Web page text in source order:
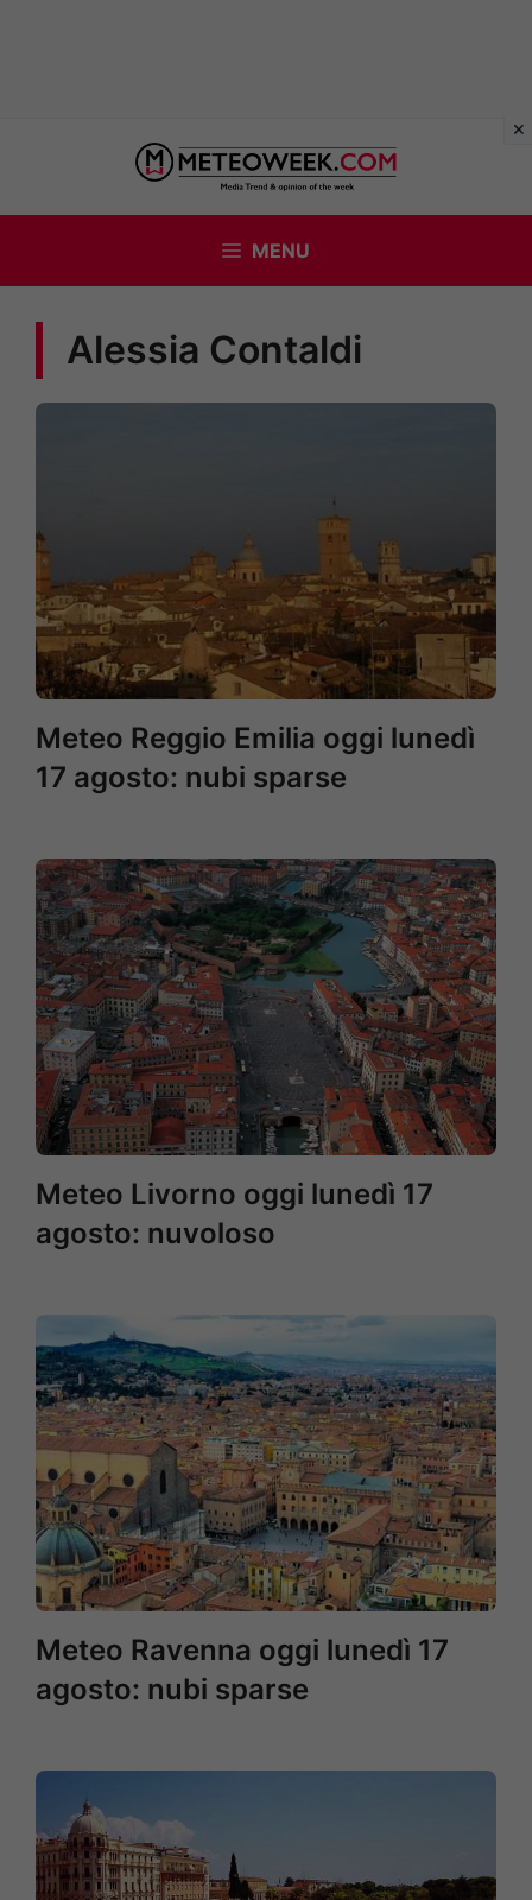
contenuto
MENU
Alessia Contaldi
Meteo Reggio Emilia oggi lunedì
17 agosto: nubi sparse
Meteo Livorno oggi lunedì 17
agosto: nuvoloso
Meteo Ravenna oggi lunedì 17
agosto: nubi sparse